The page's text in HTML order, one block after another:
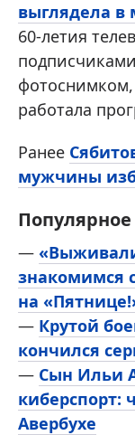
выглядела в
60-летия
работала
Ранее
мужчины
Популярное
—
знакомимся
на
— Крутой
кончился
— Сын Ильи
киберспорт:
Авербухе